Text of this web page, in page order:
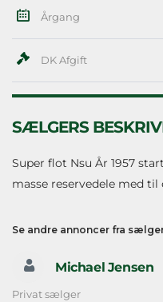
Årgang
DK Afgift
SÆLGERS
Super flot Nsu År 1957
masse reservedele med
Se andre annoncer fra
Michael Jensen
Privat sælger